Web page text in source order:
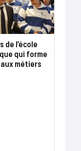
de l’école
qui forme
métiers